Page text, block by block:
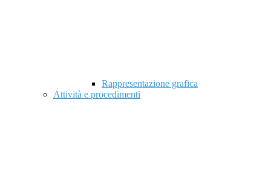
Rappresentazione grafica
Attività e procedimenti